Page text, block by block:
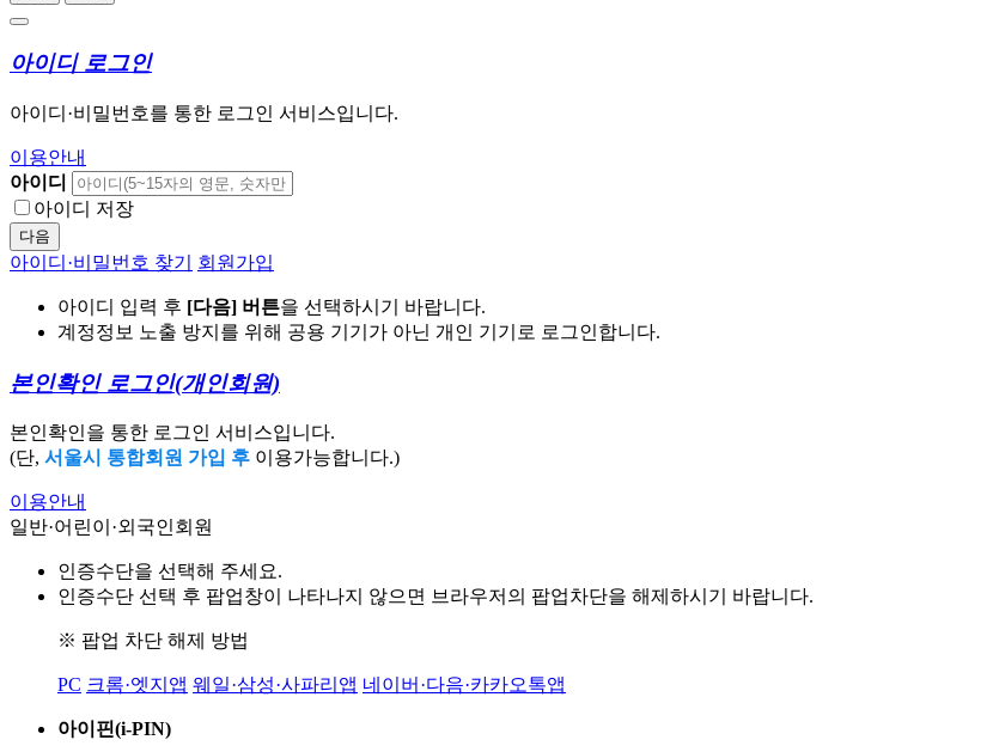
아이디 로그인
아이디·비밀번호를 통한 로그인 서비스입니다.
이용안내
아이디
아이디 저장
다음
아이디·비밀번호 찾기 회원가입
아이디 입력 후 [다음] 버튼을 선택하시기 바랍니다.
계정정보 노출 방지를 위해 공용 기기가 아닌 개인 기기로 로그인합니다.
본인확인 로그인(개인회원)
본인확인을 통한 로그인 서비스입니다.
(단, 서울시 통합회원 가입 후 이용가능합니다.)
이용안내
일반·어린이·외국인회원
인증수단을 선택해 주세요.
인증수단 선택 후 팝업창이 나타나지 않으면 브라우저의 팝업차단을 해제하시기 바랍니다.
※ 팝업 차단 해제 방법
PC 크롬·엣지앱 웨일·삼성·사파리앱 네이버·다음·카카오톡앱
아이핀(i-PIN)